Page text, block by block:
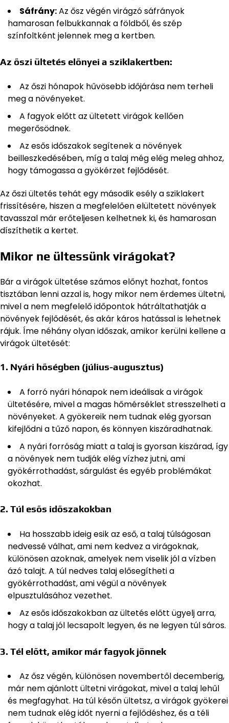
Sáfrány:Az ősz végén virágzó sáfrányok
hamarosan felbukkannak a földből, és szép
színfoltként jelennek meg a kertben.
Az őszi ültetés előnyei a sziklakertben:
Az őszi hónapok hűvösebb időjárása nem terheli
meg a növényeket.
A fagyok előtt az ültetett virágok kellően
megerősödnek.
Az esős időszakok segítenek a növények
beilleszkedésében, míg a talaj még elég meleg ahhoz,
hogy támogassa a gyökérzet fejlődését.
Az őszi ültetés tehát egy második esély a sziklakert
frissítésére, hiszen a megfelelően elültetett növények
tavasszal már erőteljesen kelhetnek ki, és hamarosan
díszíthetik a kertet.
Mikor ne ültessünk virágokat?
Bár a virágok ültetése számos előnyt hozhat, fontos
tisztában lenni azzal is, hogy mikor nem érdemes ültetni,
mivel a nem megfelelő időpontok hátráltathatják a
növények fejlődését, és akár káros hatással is lehetnek
rájuk. Íme néhány olyan időszak, amikor kerülni kellene a
virágok ültetését:
1. Nyári hőségben (július-augusztus)
A forró nyári hónapok nem ideálisak a virágok
ültetésére, mivel a magas hőmérséklet stresszelheti a
növényeket. A gyökereik nem tudnak elég gyorsan
kifejlődni a tűző napon, és könnyen kiszáradhatnak.
A nyári forróság miatt a talaj is gyorsan kiszárad, így
a növények nem tudják elég vízhez jutni, ami
gyökérrothadást, sárgulást és egyéb problémákat
okozhat.
2. Túl esős időszakokban
Ha hosszabb ideig esik az eső, a talaj túlságosan
nedvessé válhat, ami nem kedvez a virágoknak,
különösen azoknak, amelyek nem viselik jól a vízben
ázó talajt. A túl nedves talaj elősegítheti a
gyökérrothadást, ami végül a növények
elpusztulásához vezethet.
Az esős időszakokban az ültetés előtt ügyelj arra,
hogy a talaj jól lecsapolt legyen, és ne legyen túl sáros.
3. Tél előtt, amikor már fagyok jönnek
Az ősz végén, különösen novembertől decemberig,
már nem ajánlott ültetni virágokat, mivel a talaj lehűl
és megfagyhat. Ha túl későn ültetsz, a virágok gyökerei
nem tudnak elég időt nyerni a fejlődéshez, és a téli